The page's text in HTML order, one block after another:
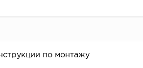
по монтажу